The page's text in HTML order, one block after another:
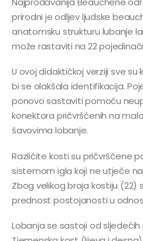
prirodni je odljev ljudske
anatomsku strukturu lubanje
može rastaviti na 22
U ovoj didaktičkoj verziji sve
bi se olakšala identifikacija.
ponovo sastaviti pomoću
konektora pričvršćenih na
šavovima lobanje.
Različite kosti su pričvršćene
sistemom igla koji ne utječe
Zbog velikog broja kostiju (22)
prednost postojanosti u
Lobanja se sastoji od